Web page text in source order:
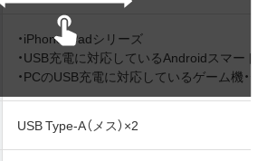
・iPhone/iPadシリーズ
・USB充電に対応しているAndroidスマート
・PCのUSB充電に対応しているゲーム機・
USB Type-A（メス）×2